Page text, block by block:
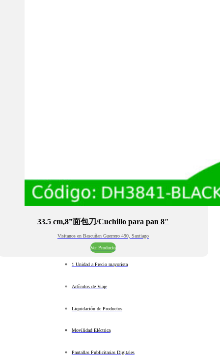
33.5 cm,8”面包刀/Cuchillo para pan 8″
Visitanos en Bascuñan Guerrero 490, Santiago
Ver Producto
1 Unidad a Precio mayorista
Artículos de Viaje
Liquidación de Productos
Movilidad Eléctrica
Pantallas Publicitarias Digitales